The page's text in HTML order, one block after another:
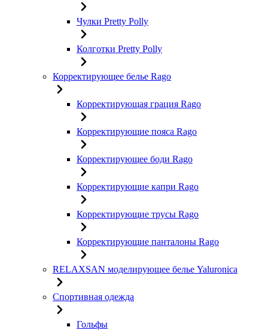
Чулки Pretty Polly
Колготки Pretty Polly
Корректирующее белье Rago
Корректирующая грация Rago
Корректирующие пояса Rago
Корректирующее боди Rago
Корректирующие капри Rago
Корректирующие трусы Rago
Корректирующие панталоны Rago
RELAXSAN моделирующее белье Yaluroniсa
Спортивная одежда
Гольфы